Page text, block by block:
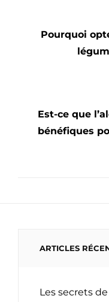
l’article
Pourquoi
Est-ce que
bénéfiques
ARTICLES
Les secrets